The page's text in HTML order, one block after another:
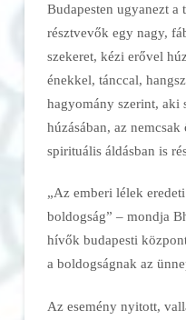
Budapesten ugyanezt
résztvevők egy nagy,
szekeret, kézi erővel
énekkel, tánccal,
hagyomány szerint, aki
húzásában, az
spirituális áldásban is
„Az emberi lélek
boldogság” – mondja
hívők budapesti
a boldogságnak az
Az esemény nyitott,